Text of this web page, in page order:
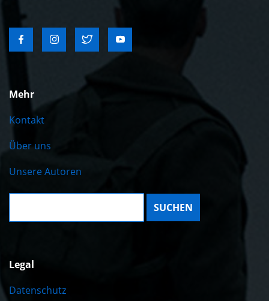
Mehr
Kontakt
Über uns
Unsere Autoren
Suche:
Legal
Datenschutz